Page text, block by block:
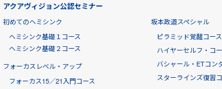
アクアヴィジョン公認セミナー
初めてのヘミシンク
ヘミシンク基礎１コース
ヘミシンク基礎２コース
フォーカスレベル・アップ
フォーカス15／21入門コース
坂本政道スペシャル
ピラミッド覚醒コース
ハイヤーセルフ・コ
バシャール・ETコン
スターラインズ復習